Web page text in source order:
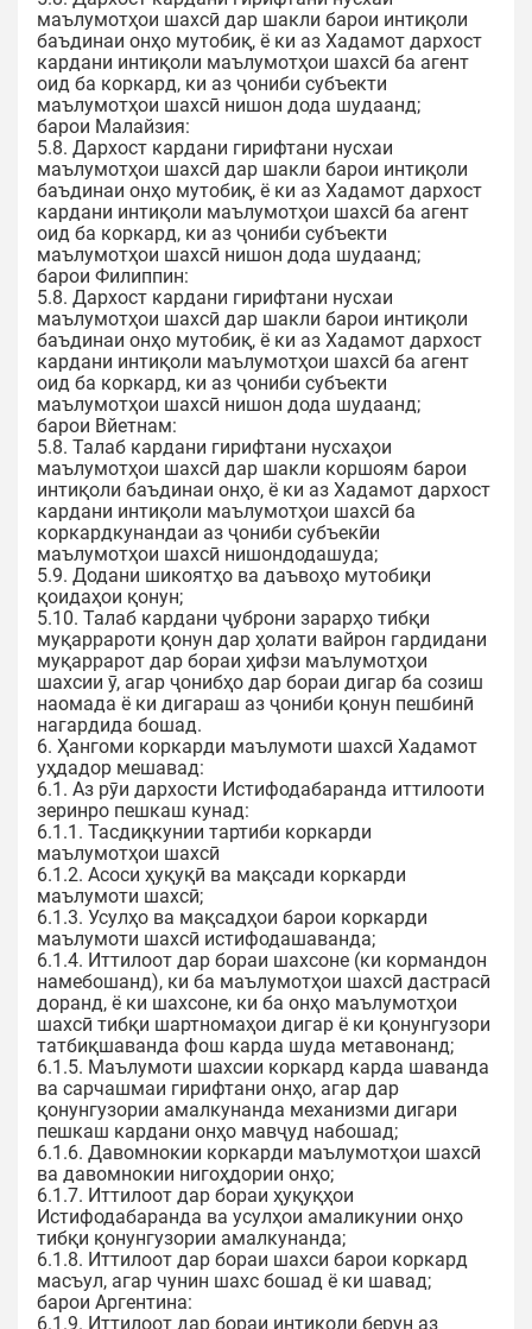
маълумотҳои шахсӣ дар шакли барои интиқоли
баъдинаи онҳо мутобиқ, ё ки аз Хадамот дархост
кардани интиқоли маълумотҳои шахсӣ ба агент
оид ба коркард, ки аз ҷониби субъекти
маълумотҳои шахсӣ нишон дода шудаанд;
барои Малайзия:
5.8. Дархост кардани гирифтани нусхаи
маълумотҳои шахсӣ дар шакли барои интиқоли
баъдинаи онҳо мутобиқ, ё ки аз Хадамот дархост
кардани интиқоли маълумотҳои шахсӣ ба агент
оид ба коркард, ки аз ҷониби субъекти
маълумотҳои шахсӣ нишон дода шудаанд;
барои Филиппин:
5.8. Дархост кардани гирифтани нусхаи
маълумотҳои шахсӣ дар шакли барои интиқоли
баъдинаи онҳо мутобиқ, ё ки аз Хадамот дархост
кардани интиқоли маълумотҳои шахсӣ ба агент
оид ба коркард, ки аз ҷониби субъекти
маълумотҳои шахсӣ нишон дода шудаанд;
барои Вйетнам:
5.8. Талаб кардани гирифтани нусхаҳои
маълумотҳои шахсӣ дар шакли коршоям барои
интиқоли баъдинаи онҳо, ё ки аз Хадамот дархост
кардани интиқоли маълумотҳои шахсӣ ба
коркардкунандаи аз ҷониби субъекӣи
маълумотҳои шахсӣ нишондодашуда;
5.9. Додани шикоятҳо ва даъвоҳо мутобиқи
қоидаҳои қонун;
5.10. Талаб кардани ҷуброни зарарҳо тибқи
муқаррароти қонун дар ҳолати вайрон гардидани
муқаррарот дар бораи ҳифзи маълумотҳои
шахсии ӯ, агар ҷонибҳо дар бораи дигар ба созиш
наомада ё ки дигараш аз ҷониби қонун пешбинӣ
нагардида бошад.
6. Ҳангоми коркарди маълумоти шахсӣ Хадамот
уҳдадор мешавад:
6.1. Аз рӯи дархости Истифодабаранда иттилооти
зеринро пешкаш кунад:
6.1.1. Тасдиқкунии тартиби коркарди
маълумотҳои шахсӣ
6.1.2. Асоси ҳуқуқӣ ва мақсади коркарди
маълумоти шахсӣ;
6.1.3. Усулҳо ва мақсадҳои барои коркарди
маълумоти шахсӣ истифодашаванда;
6.1.4. Иттилоот дар бораи шахсоне (ки кормандон
намебошанд), ки ба маълумотҳои шахсӣ дастрасӣ
доранд, ё ки шахсоне, ки ба онҳо маълумотҳои
шахсӣ тибқи шартномаҳои дигар ё ки қонунгузори
татбиқшаванда фош карда шуда метавонанд;
6.1.5. Маълумоти шахсии коркард карда шаванда
ва сарчашмаи гирифтани онҳо, агар дар
қонунгузории амалкунанда механизми дигари
пешкаш кардани онҳо мавҷуд набошад;
6.1.6. Давомнокии коркарди маълумотҳои шахсӣ
ва давомнокии нигоҳдории онҳо;
6.1.7. Иттилоот дар бораи ҳуқуқҳои
Истифодабаранда ва усулҳои амаликунии онҳо
тибқи қонунгузории амалкунанда;
6.1.8. Иттилоот дар бораи шахси барои коркард
масъул, агар чунин шахс бошад ё ки шавад;
барои Аргентина:
6.1.9. Иттилоот дар бораи интиқоли берун аз